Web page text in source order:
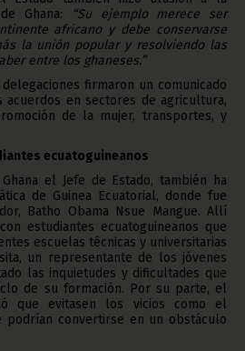
Ghana:
“Su ejemplo merece ser
africano y debe conservarse
la unión popular y resolviendo las
entre los ghaneses.”
firmaron un comunicado
en sectores de agricultura,
de la mujer, transportes, y
ecuatoguineanos
el Jefe de Estado, también ha
de Guinea Ecuatorial, donde fue
Batho Obama Nsue Mangue. Allí
estudiantes ecuatoguineanos que
escuelas técnicas y universitarias
un representante de los jóvenes
las inquietudes y dificultades que
de su formación. Por su parte, el
que evitasen los vicios como el
podrían convertirse en un obstáculo